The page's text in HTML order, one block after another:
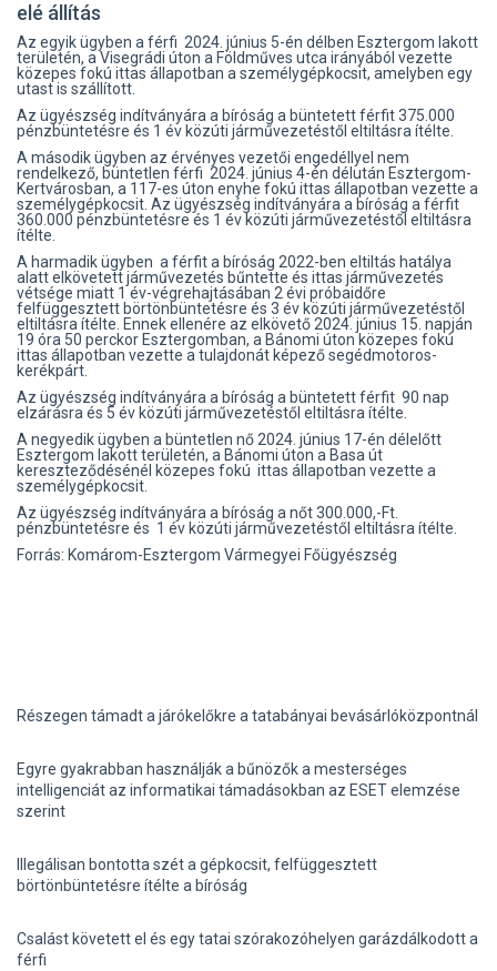
elé állítás
Az egyik ügyben a férfi 2024. június 5-én délben Esztergom lakott
területén, a Visegrádi úton a Földműves utca irányából vezette
közepes fokú ittas állapotban a személygépkocsit, amelyben egy
utast is szállított.
Az ügyészség indítványára a bíróság a büntetett férfit 375.000
pénzbüntetésre és 1 év közúti járművezetéstől eltiltásra ítélte.
A második ügyben az érvényes vezetői engedéllyel nem
rendelkező, büntetlen férfi 2024. június 4-én délután Esztergom-
Kertvárosban, a 117-es úton enyhe fokú ittas állapotban vezette a
személygépkocsit. Az ügyészség indítványára a bíróság a férfit
360.000 pénzbüntetésre és 1 év közúti járművezetéstől eltiltásra
ítélte.
A harmadik ügyben a férfit a bíróság 2022-ben eltiltás hatálya
alatt elkövetett járművezetés bűntette és ittas járművezetés
vétsége miatt 1 év-végrehajtásában 2 évi próbaidőre
felfüggesztett börtönbüntetésre és 3 év közúti járművezetéstől
eltiltásra ítélte. Ennek ellenére az elkövető 2024. június 15. napján
19 óra 50 perckor Esztergomban, a Bánomi úton közepes fokú
ittas állapotban vezette a tulajdonát képező segédmotoros-
kerékpárt.
Az ügyészség indítványára a bíróság a büntetett férfit 90 nap
elzárásra és 5 év közúti járművezetéstől eltiltásra ítélte.
A negyedik ügyben a büntetlen nő 2024. június 17-én délelőtt
Esztergom lakott területén, a Bánomi úton a Basa út
kereszteződésénél közepes fokú ittas állapotban vezette a
személygépkocsit.
Az ügyészség indítványára a bíróság a nőt 300.000,-Ft.
pénzbüntetésre és 1 év közúti járművezetéstől eltiltásra ítélte.
Forrás: Komárom-Esztergom Vármegyei Főügyészség
Részegen támadt a járókelőkre a tatabányai bevásárlóközpontnál
Egyre gyakrabban használják a bűnözők a mesterséges
intelligenciát az informatikai támadásokban az ESET elemzése
szerint
Illegálisan bontotta szét a gépkocsit, felfüggesztett
börtönbüntetésre ítélte a bíróság
Csalást követett el és egy tatai szórakozóhelyen garázdálkodott a
férfi